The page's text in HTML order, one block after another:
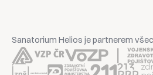
Sanatorium Helios je partnerem